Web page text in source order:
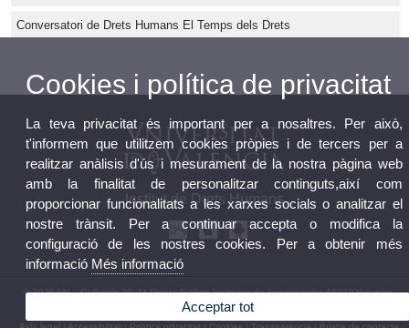
Conversatori de Drets Humans El Temps dels Drets
Institut de Drets Humans
© 2026 UV. - C/ Serpis 29, 1ª Planta Edificio Institutos de Investigación 46022 Valencia.
Telèfon: 96 162 54 17
Cookies i política de privacitat
La teva privacitat és important per a nosaltres. Per això,
t'informem que utilitzem cookies pròpies i de tercers per a
realitzar anàlisis d'ús i mesurament de la nostra pàgina web
amb la finalitat de personalitzar continguts,així com
proporcionar funcionalitats a les xarxes socials o analitzar el
nostre trànsit. Per a continuar accepta o modifica la
configuració de les nostres cookies. Per a obtenir més
informació Més informació
Acceptar tot